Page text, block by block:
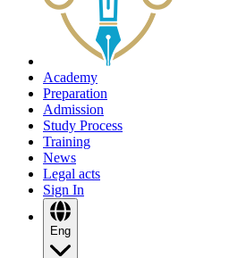
Academy
Preparation
Admission
Study Process
Training
News
Legal acts
Sign In
Eng